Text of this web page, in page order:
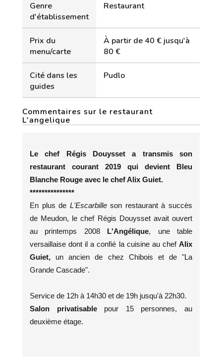
Genre
d'établissement
Restaurant
Prix du
menu/carte
À partir de 40 € jusqu'à
80 €
Cité dans les
guides
Pudlo
Commentaires sur le restaurant
L'angelique
Le chef Régis Douysset a transmis son
restaurant courant 2019 qui devient Bleu
Blanche Rouge avec le chef Alix Guiet.
***************
En plus de L'Escarbilleson restaurant à succès
de Meudon, le chef Régis Douysset avait ouvert
au printemps 2008L'Angélique, une table
versaillaise dont il a confié la cuisine au chef Alix
Guiet, un ancien de chez Chibois et de "La
Grande Cascade".
Service de 12h à 14h30 et de 19h jusqu'à 22h30.
Salon privatisable pour 15 personnes, au
deuxième étage.